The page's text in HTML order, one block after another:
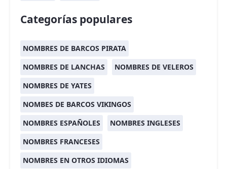
Categorías populares
NOMBRES DE BARCOS PIRATA
NOMBRES DE LANCHAS
NOMBRES DE VELEROS
NOMBRES DE YATES
NOMBES DE BARCOS VIKINGOS
NOMBRES ESPAÑOLES
NOMBRES INGLESES
NOMBRES FRANCESES
NOMBRES EN OTROS IDIOMAS